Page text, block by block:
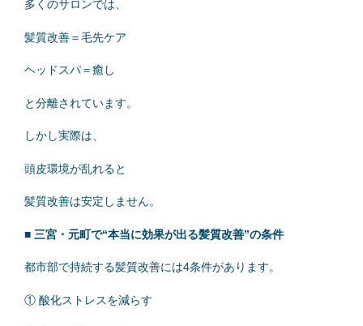
多くのサロンでは、
髪質改善＝毛先ケア
ヘッドスパ＝癒し
と分離されています。
しかし実際は、
頭皮環境が乱れると
髪質改善は安定しません。
■ 三宮・元町で“本当に効果が出る髪質改善”の条件
都市部で持続する髪質改善には4条件があります。
① 酸化ストレスを減らす